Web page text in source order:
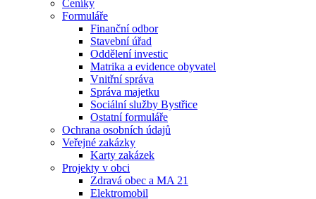
Ceníky
Formuláře
Finanční odbor
Stavební úřad
Oddělení investic
Matrika a evidence obyvatel
Vnitřní správa
Správa majetku
Sociální služby Bystřice
Ostatní formuláře
Ochrana osobních údajů
Veřejné zakázky
Karty zakázek
Projekty v obci
Zdravá obec a MA 21
Elektromobil